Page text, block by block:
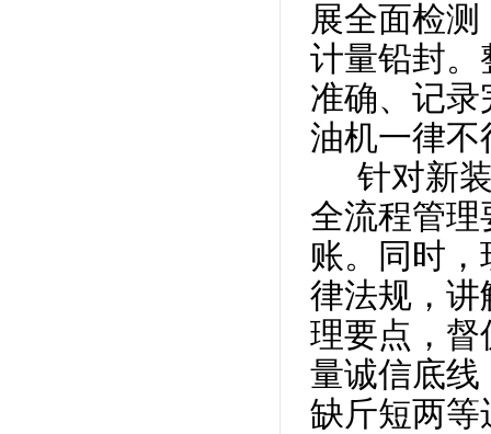
展全面检
计量铅封
准确、记
油机一律
针对新
全流程管
账。同时
律法规，
理要点，
量诚信底
缺斤短两